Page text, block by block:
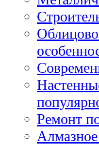
Ремонт